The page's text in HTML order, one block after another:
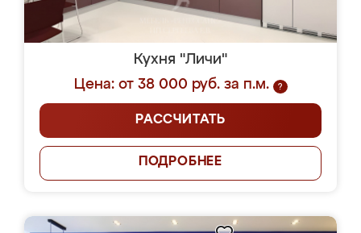
Кухня "Личи"
Цена: от 38 000 руб. за п.м.
?
РАССЧИТАТЬ
ПОДРОБНЕЕ